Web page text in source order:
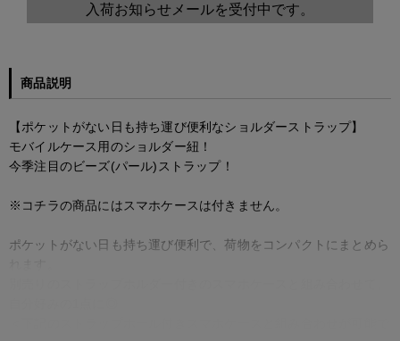
入荷お知らせメールを受付中です。
商品説明
【ポケットがない日も持ち運び便利なショルダーストラップ】
モバイルケース用のショルダー紐！
今季注目のビーズ(パール)ストラップ！
※コチラの商品にはスマホケースは付きません。
ポケットがない日も持ち運び便利で、荷物をコンパクトにまとめら